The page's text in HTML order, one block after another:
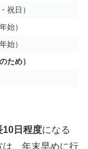
祝日）
始）
始）
ため）
10日程度になる
、年末早めに行